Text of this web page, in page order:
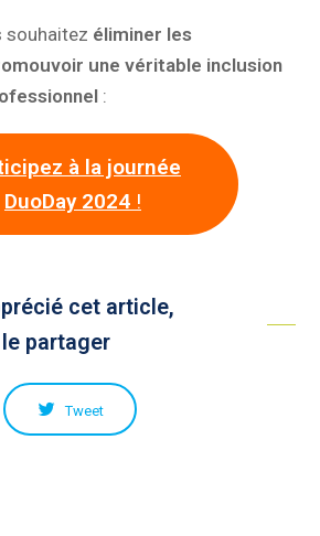
souhaitez éliminer les
une véritable inclusion
:
à la journée
DuoDay 2024!
cet article,
partager
Tweet